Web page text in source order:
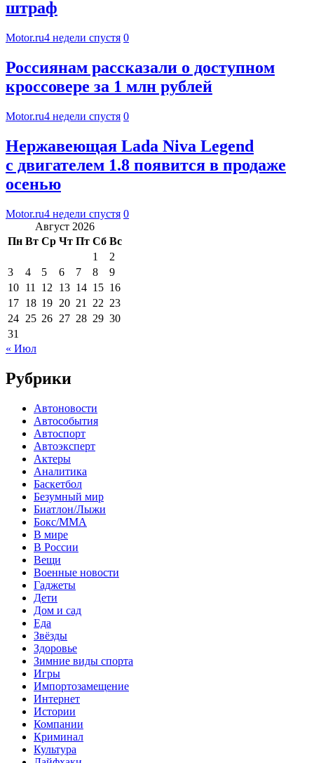
штраф
Motor.ru4 недели спустя 0
Россиянам рассказали о доступном
кроссовере за 1 млн рублей
Motor.ru4 недели спустя 0
Нержавеющая Lada Niva Legend
с двигателем 1.8 появится в продаже
осенью
Motor.ru4 недели спустя 0
Август 2026
Пн Вт Ср Чт Пт Сб Вс
1
2
3
4 5 6 7 8
9
10 11 12 13 14 15 16
17 18 19 20 21 22 23
24 25 26 27 28 29 30
31
« Июл
Рубрики
Автоновости
Автособытия
Автоспорт
Автоэксперт
Актеры
Аналитика
Баскетбол
Безумный мир
Биатлон/Лыжи
Бокс/MMA
В мире
В России
Вещи
Военные новости
Гаджеты
Дети
Дом и сад
Еда
Звёзды
Здоровье
Зимние виды спорта
Игры
Импортозамещение
Интернет
Истории
Компании
Криминал
Культура